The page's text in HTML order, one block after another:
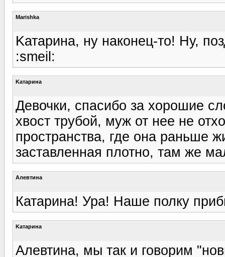
Marishka
Kатарина, ну наконец-то! Ну,
:smeil:
Kатарина
Девочки, спасибо за хорошие
хвост трубой, муж от нее не
пространства, где она раньше
заставленная плотно, там же
Алевтина
Катарина! Ура! Наше полку
Kатарина
Алевтина, мы так и говорим